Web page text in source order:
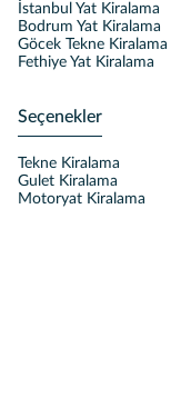
İstanbul Yat Kiralama
Bodrum Yat Kiralama
Göcek Tekne Kiralama
Fethiye Yat Kiralama
Seçenekler
Tekne Kiralama
Gulet Kiralama
Motoryat Kiralama